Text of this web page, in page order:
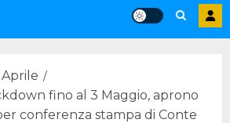
Aprile
fino al 3 Maggio, aprono
conferenza stampa di Conte